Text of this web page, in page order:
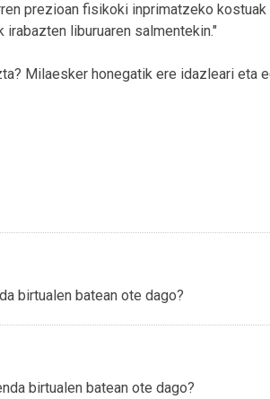
prezioan fisikoki inprimatzeko
liburuaren salmentekin."
Milaesker honegatik ere idazleari eta
birtualen batean ote dago?
birtualen batean ote dago?